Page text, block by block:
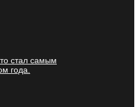
стал самым
года.